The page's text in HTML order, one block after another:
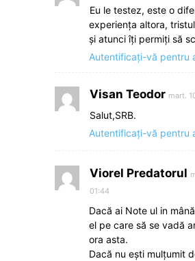
Eu le testez, este o
experiența altora,
şi atunci îți permiți să
Autentificați-vă pentru
Visan Teodor mart.
Salut,SRB.
Autentificați-vă pentru
Viorel Predatorul
01:44
Dacă ai Note ul in
el pe care să se vadă
ora asta.
Dacă nu ești mulțumit